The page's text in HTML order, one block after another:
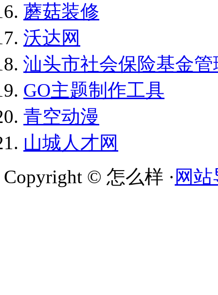
蘑菇装修
沃达网
汕头市社会保险基金管
GO主题制作工具
青空动漫
山城人才网
Copyright © 怎么样 · 网